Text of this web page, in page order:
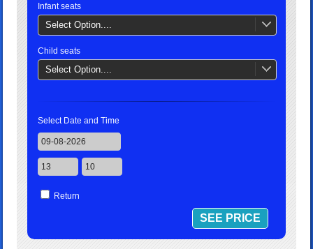
Infant seats
Select Option....
Child seats
Select Option....
Select Date and Time
Return